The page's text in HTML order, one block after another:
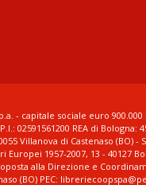
- capitale sociale euro
02591561200 REA di Bologna:
Villanova di Castenaso (BO) -
Europei 1957-2007, 13 - 40127
alla Direzione e
(BO) PEC: